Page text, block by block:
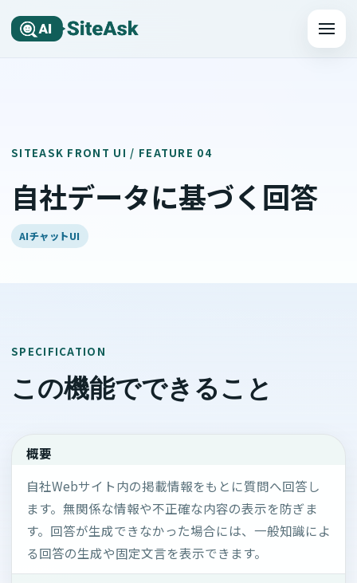
メニュ
SITEASK FRONT UI / FEATURE 04
自社データに基づく回答
AIチャットUI
SPECIFICATION
この機能でできること
概要
自社Webサイト内の掲載情報をもとに質問へ回答し
ます。無関係な情報や不正確な内容の表示を防ぎま
す。回答が生成できなかった場合には、一般知識によ
る回答の生成や固定文言を表示できます。